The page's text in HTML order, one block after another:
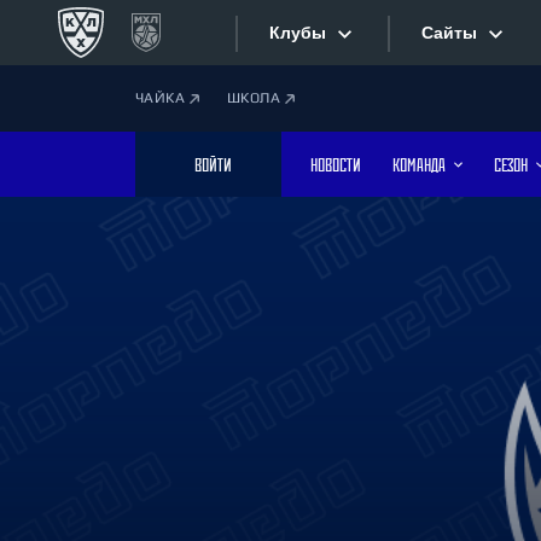
Клубы
Дивизион Боброва
Лада
Сайты
Фотобанк
ЧАЙКА ШКОЛА
ВОЙТИ НОВОСТИ КОМАНДА СЕЗОН